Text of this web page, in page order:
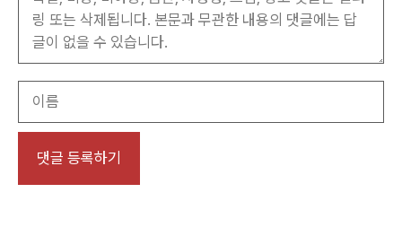
름